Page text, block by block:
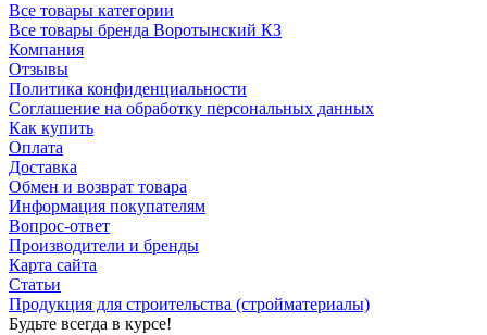
Все товары категории
Все товары бренда Воротынский КЗ
Компания
Отзывы
Политика конфиденциальности
Соглашение на обработку персональных данных
Как купить
Оплата
Доставка
Обмен и возврат товара
Информация покупателям
Вопрос-ответ
Производители и бренды
Карта сайта
Статьи
Продукция для строительства (стройматериалы)
Будьте всегда в курсе!